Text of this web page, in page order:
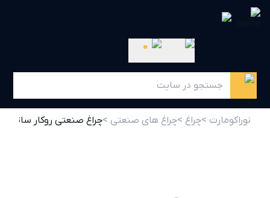
0
نوراکومارت >چراغ >چراغ های صنعتی >چراغ صنعتی روکار ساتین 18 وات 110 درجه گلنور